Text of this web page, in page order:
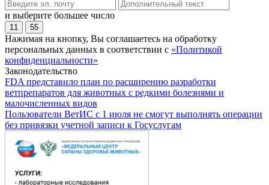
и выберите большее число
11 55
Нажимая на кнопку, Вы соглашаетесь на обработку
персональных данных в соответствии с «Политикой
конфиденциальности»
Законодательство
FDA представило план по расширению разработки
ветпрепаратов для животных с редкими болезнями и
малочисленных видов
Пользователи ВетИС с 1 июля не смогут выполнять операции
без привязки учетной записи к Госуслугам